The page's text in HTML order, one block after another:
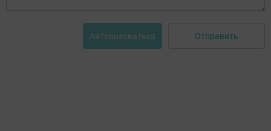
Авторизоваться Отправить